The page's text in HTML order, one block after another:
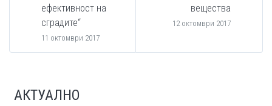
ефективност на
сградите“
11 октомври 2017
вещества
12 октомври 2017
АКТУАЛНО